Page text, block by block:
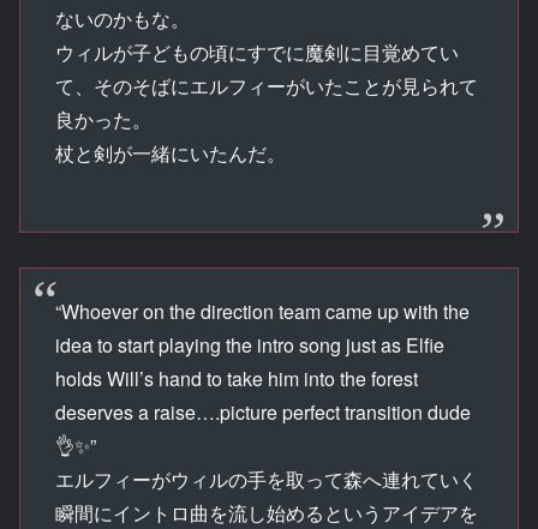
ないのかもな。
ウィルが子どもの頃にすでに魔剣に目覚めてい
て、そのそばにエルフィーがいたことが見られて
良かった。
杖と剣が一緒にいたんだ。
“Whoever on the direction team came up with the
idea to start playing the intro song just as Elfie
holds Will’s hand to take him into the forest
deserves a raise….picture perfect transition dude
👌✨”
エルフィーがウィルの手を取って森へ連れていく
瞬間にイントロ曲を流し始めるというアイデアを